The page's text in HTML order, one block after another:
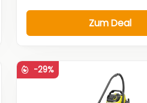
Zum Deal
-29%